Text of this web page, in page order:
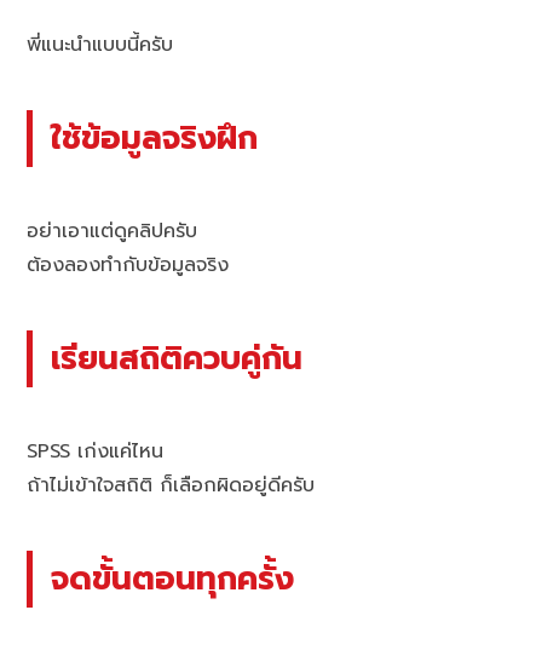
พี่แนะนำแบบนี้ครับ
ใช้ข้อมูลจริงฝึก
อย่าเอาแต่ดูคลิปครับ
ต้องลองทำกับข้อมูลจริง
เรียนสถิติควบคู่กัน
SPSS เก่งแค่ไหน
ถ้าไม่เข้าใจสถิติ ก็เลือกผิดอยู่ดีครับ
จดขั้นตอนทุกครั้ง